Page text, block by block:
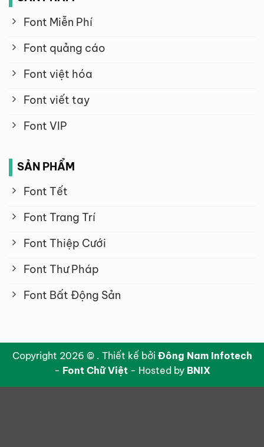
Font Miễn Phí
Font quảng cáo
Font việt hóa
Font viết tay
Font VIP
SẢN PHẨM
Font Tết
Font Trang Trí
Font Thiệp Cưới
Font Thư Pháp
Font Bất Động Sản
Copyright 2026 © . Thiết kế bởi Đông Nam Infotech
- Font Chữ Việt- Hosted by BNIX